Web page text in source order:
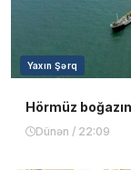
Yaxın Şərq
Hörmüz
Dünən / 22:09